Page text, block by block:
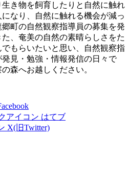
き物を飼育したりと自然に触れ
になり、自然に触れる機会が減っ
郷町の自然観察指導員の募集を発
、 奄美の自然の素晴らしさをた
もらいたいと思い、自然観察指
見・勉強・情報発信の日々で
森へお越しください。
はてブ
X(旧Twitter)